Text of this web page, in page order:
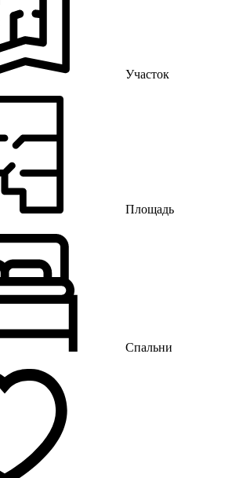
Участок
Площадь
Спальни